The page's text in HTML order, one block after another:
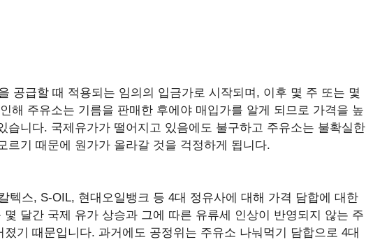
공급할 때 적용되는 임의의 입금가로 시작되며, 이후 몇 주 또는 몇
해 주유소는 기름을 판매한 후에야 매입가를 알게 되므로 가격을 높
습니다. 국제유가가 떨어지고 있음에도 불구하고 주유소는 불확실한
르기 때문에 원가가 올라갈 것을 걱정하게 됩니다.
텍스, S-OIL, 현대오일뱅크 등 4대 정유사에 대해 가격 담합에 대한
달간 국제 유가 상승과 그에 따른 유류세 인상이 반영되지 않는 주
기 때문입니다. 과거에도 공정위는 주유소 나눠먹기 담합으로 4대